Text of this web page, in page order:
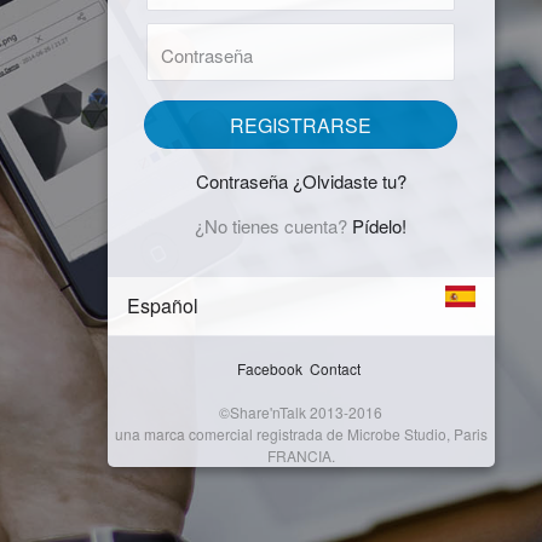
usuario
REGISTRARSE
Contraseña ¿Olvidaste tu?
¿No tienes cuenta? Pídelo!
Español
Facebook Contact
©Share'nTalk 2013-2016
una marca comercial registrada de Microbe Studio, Paris
FRANCIA.